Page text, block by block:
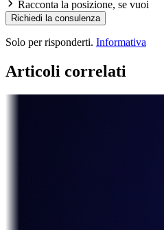
Racconta la posizione, se vuoi
Richiedi la consulenza
Solo per risponderti. Informativa
Articoli correlati